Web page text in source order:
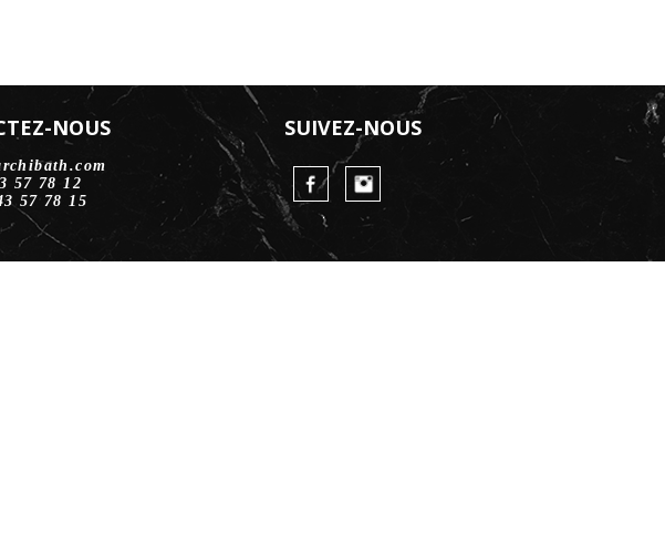
NOUS
57 78 12
57 78 15
SUIVEZ-NOUS
FaceBook